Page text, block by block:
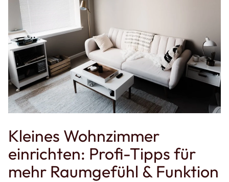
Kleines Wohnzimmer
einrichten: Profi-Tipps für
mehr Raumgefühl & Funktion